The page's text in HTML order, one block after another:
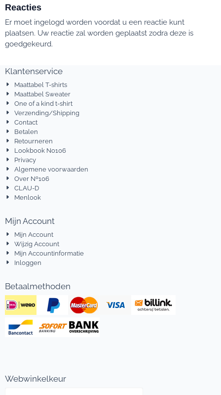
Reacties
Er moet ingelogd worden voordat u een reactie kunt
plaatsen. Uw reactie zal worden geplaatst zodra deze is
goedgekeurd.
Klantenservice
Maattabel T-shirts
Maattabel Sweater
One of a kind t-shirt
Verzending/Shipping
Contact
Betalen
Retourneren
Lookbook No106
Privacy
Algemene voorwaarden
Over Nº106
CLAU-D
Menlook
Mijn Account
Mijn Account
Wijzig Account
Mijn Accountinformatie
Inloggen
Betaalmethoden
Webwinkelkeur